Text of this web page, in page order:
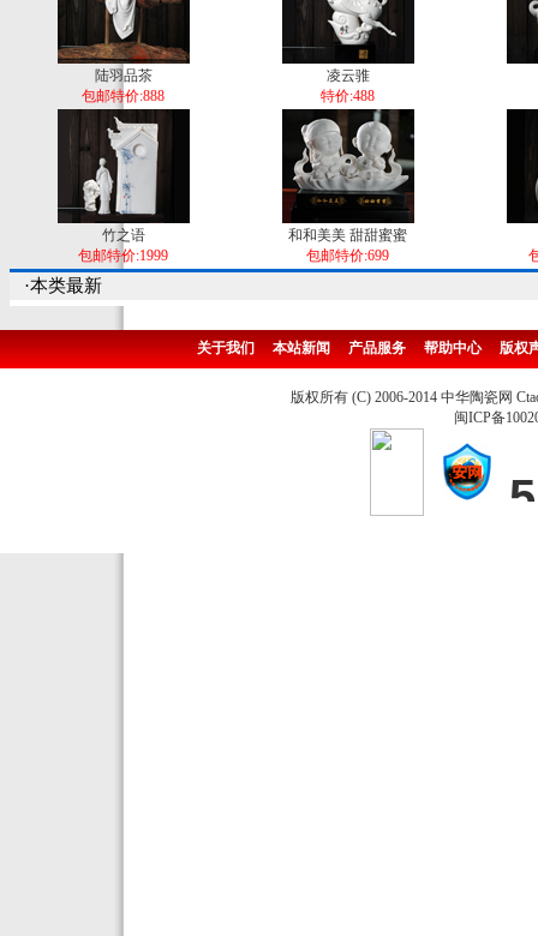
陆羽品茶
包邮特价:888
凌云骓
特价:488
竹之语
包邮特价:1999
和和美美 甜甜蜜蜜
包邮特价:699
·本类最新
关于我们 本站新闻 产品服务 帮助中心 版权
版权所有 (C) 2006-2014 中华陶瓷网
闽ICP备